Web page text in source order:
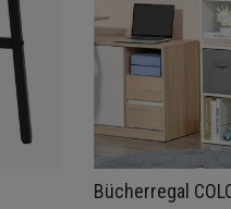
Bücherregal